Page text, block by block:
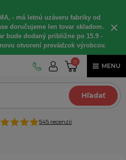
- má letnú uzáveru fabriky od
doručujeme len tovar skladom.
bude dodaný približne po 15.9 -
otvorení prevádzok výrobcov.
×
0
MENU
Hľadať
545 recenzií